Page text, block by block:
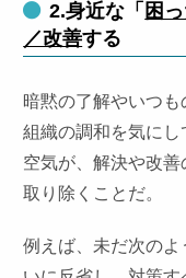
2.身近な「 困っ
／改善する
暗黙の了解やいつ
組織の調和を気に
空気が、解決や改
取り除くことだ。
例えば、未だ次の